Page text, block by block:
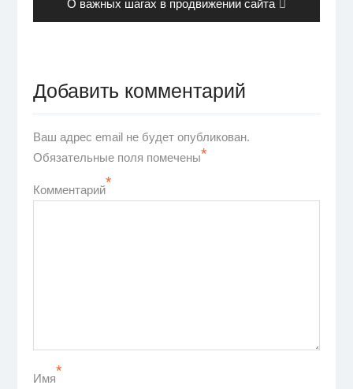
Next
post:
О важных шагах в продвижении сайта
Добавить комментарий
Ваш адрес email не будет опубликован.
Обязательные поля помечены*
Комментарий*
Имя*